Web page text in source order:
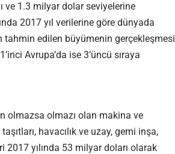
ve 1.3 milyar dolar seviyelerine
2017 yıl verilerine göre dünyada
tahmin edilen büyümenin gerçekleşmesi
Avrupa’da ise 3’üncü sıraya
olmazsa olmazı olan makina ve
havacılık ve uzay, gemi inşa,
yılında 53 milyar doları olarak